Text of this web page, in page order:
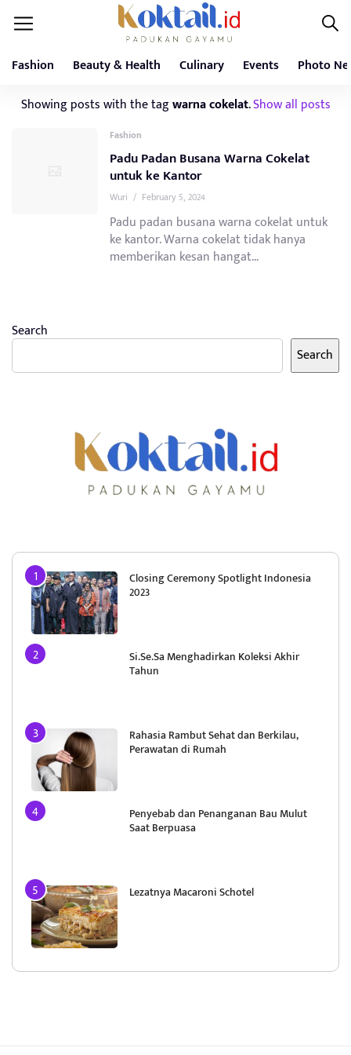
Fashion Beauty & Health Culinary Events Photo
Showing posts with the tagwarna cokelat.Show all posts
Fashion
Padu Padan Busana Warna Cokelat
untuk ke Kantor
Wuri / February 5, 2024
Padu padan busana warna cokelat untuk
ke kantor. Warna cokelat tidak hanya
memberikan kesan hangat...
Search
Search
Closing Ceremony Spotlight Indonesia
2023
Si.Se.Sa Menghadirkan Koleksi Akhir
Tahun
Rahasia Rambut Sehat dan Berkilau,
Perawatan di Rumah
Penyebab dan Penanganan Bau Mulut
Saat Berpuasa
Lezatnya Macaroni Schotel